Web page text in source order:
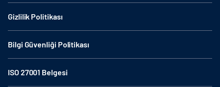
Gizlilik Politikası
Bilgi Güvenliği Politikası
ISO 27001 Belgesi